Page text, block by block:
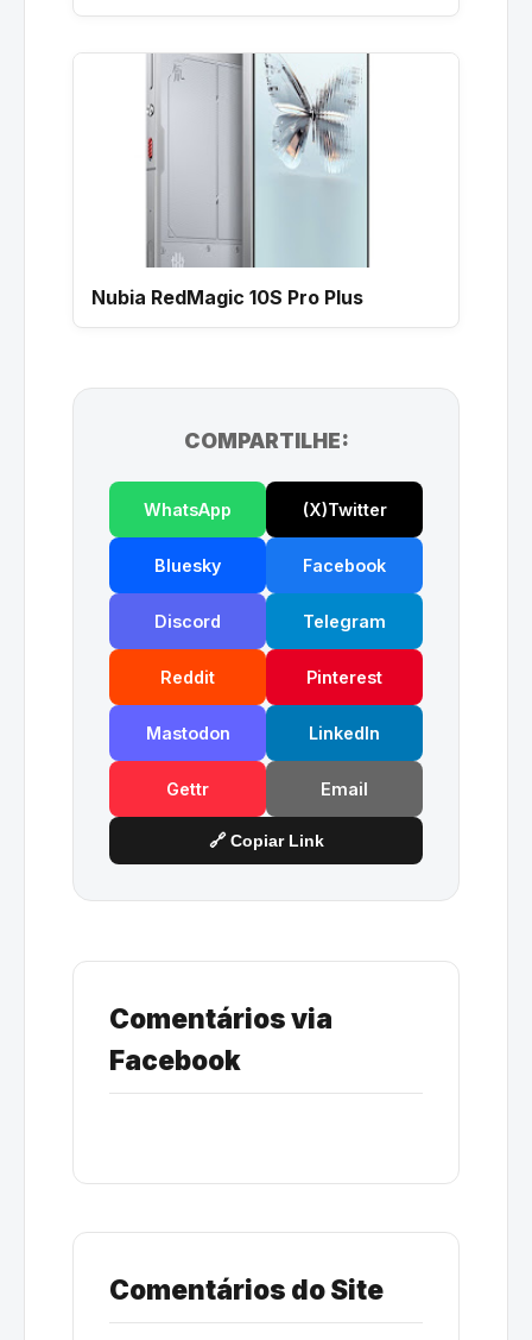
Nubia RedMagic 10S Pro Plus
COMPARTILHE:
WhatsApp (X)Twitter
Bluesky Facebook
Discord Telegram
Reddit Pinterest
Mastodon LinkedIn
Gettr Email
🔗 Copiar Link
Comentários via
Facebook
Comentários do Site